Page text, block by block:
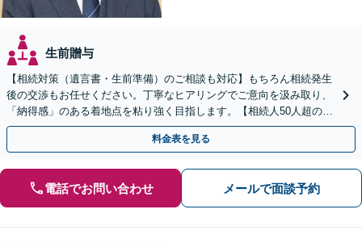
生前贈与
【相続対策（遺言書・生前準備）のご相談も対応】もちろん相続発生
後の交渉もお任せください。丁寧なヒアリングでご意向を汲み取り、
「納得感」のある着地点を粘り強く目指します。【相続人50人超の交
渉経験あり】【WEB面談可】【西18丁目駅徒歩1分】
料金表を見る
電話でお問い合わせ メールで面談予約